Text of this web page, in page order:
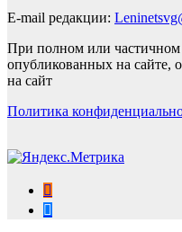
E-mail редакции:
При полном или частичном
опубликованных на сайте,
на сайт
Политика